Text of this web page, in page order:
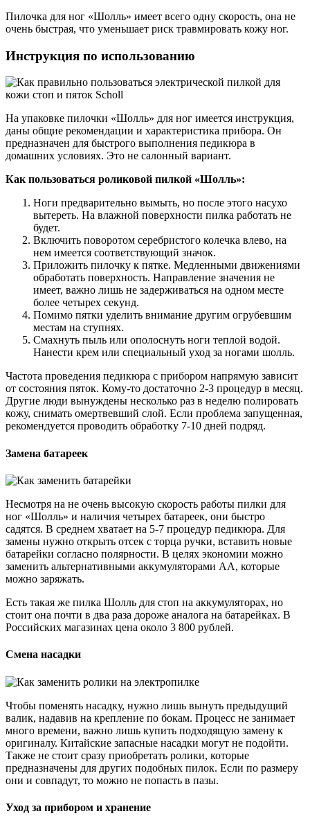
Пилочка для ног «Шолль» имеет всего одну скорость, она не
очень быстрая, что уменьшает риск травмировать кожу ног.
Инструкция по использованию
На упаковке пилочки «Шолль» для ног имеется инструкция,
даны общие рекомендации и характеристика прибора. Он
предназначен для быстрого выполнения педикюра в
домашних условиях. Это не салонный вариант.
Как пользоваться роликовой пилкой «Шолль»:
Ноги предварительно вымыть, но после этого насухо
вытереть. На влажной поверхности пилка работать не
будет.
Включить поворотом серебристого колечка влево, на
нем имеется соответствующий значок.
Приложить пилочку к пятке. Медленными движениями
обработать поверхность. Направление значения не
имеет, важно лишь не задерживаться на одном месте
более четырех секунд.
Помимо пятки уделить внимание другим огрубевшим
местам на ступнях.
Смахнуть пыль или ополоснуть ноги теплой водой.
Нанести крем или специальный уход за ногами шолль.
Частота проведения педикюра с прибором напрямую зависит
от состояния пяток. Кому-то достаточно 2-3 процедур в месяц.
Другие люди вынуждены несколько раз в неделю полировать
кожу, снимать омертвевший слой. Если проблема запущенная,
рекомендуется проводить обработку 7-10 дней подряд.
Замена батареек
Несмотря на не очень высокую скорость работы пилки для
ног «Шолль» и наличия четырех батареек, они быстро
садятся. В среднем хватает на 5-7 процедур педикюра. Для
замены нужно открыть отсек с торца ручки, вставить новые
батарейки согласно полярности. В целях экономии можно
заменить альтернативными аккумуляторами AA, которые
можно заряжать.
Есть такая же пилка Шолль для стоп на аккумуляторах, но
стоит она почти в два раза дороже аналога на батарейках. В
Российских магазинах цена около 3 800 рублей.
Смена насадки
Чтобы поменять насадку, нужно лишь вынуть предыдущий
валик, надавив на крепление по бокам. Процесс не занимает
много времени, важно лишь купить подходящую замену к
оригиналу. Китайские запасные насадки могут не подойти.
Также не стоит сразу приобретать ролики, которые
предназначены для других подобных пилок. Если по размеру
они и совпадут, то можно не попасть в пазы.
Уход за прибором и хранение